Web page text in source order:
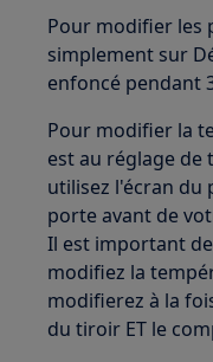
Pour modifier les
simplement sur
enfoncé pendant
Pour modifier la
est au réglage de
utilisez l'écran du
porte avant de
Il est important
modifiez la
modifierez à la
du tiroir ET le